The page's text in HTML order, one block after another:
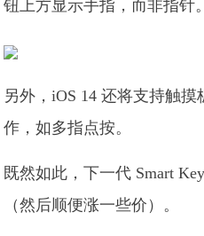
钮上方显示手指，而非指针。
另外，iOS 14 还将支持触
作，如多指点按。
既然如此，下一代 Smart
（然后顺便涨一些价）。